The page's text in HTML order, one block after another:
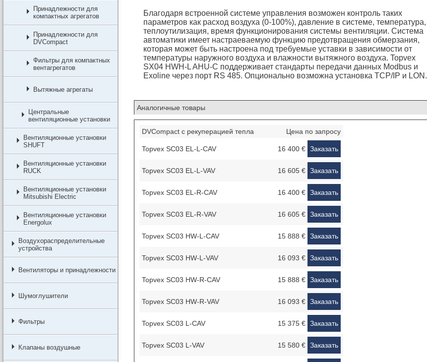
Принадлежности для
компактных агрегатов
Принадлежности для
DVCompact
Фильтры для компактных
вентагрегатов
Вытяжные агрегаты
Центральные
вентиляционные установки
Вентиляционные установки
SHUFT
Вентиляционные установки
RUCK
Вентиляционные установки
Mitsubishi Electric
Вентиляционные установки
Energolux
Воздухораспределительные
устройства
Вентиляторы и принадлежности
Шумоглушители
Фильтры
Клапаны воздушные
Благодаря встроенной системе управления возможен контроль таких
параметров как расход воздуха (0-100%), давление в системе, температура,
теплоутилизация, время функционирования системы вентиляции. Система
автоматики имеет настраеваемую функцию предотвращения обмерзания,
которая может быть настроена под требуемые уставки в зависимости от
температуры наружного воздуха и влажности вытяжного воздуха. Topvex
SX04 HWH-L AHU-C поддерживает стандарты передачи данных Modbus и
Exoline через порт RS 485. Опционально возможна установка TCP/IP и LON.
Аналогичные товары
DVCompact с рекуперацией тепла Цена по запросу
Topvex SC03 EL-L-CAV 16 400 € Заказать
Topvex SC03 EL-L-VAV 16 605 € Заказать
Topvex SC03 EL-R-CAV 16 400 € Заказать
Topvex SC03 EL-R-VAV 16 605 € Заказать
Topvex SC03 HW-L-CAV 15 888 € Заказать
Topvex SC03 HW-L-VAV 16 093 € Заказать
Topvex SC03 HW-R-CAV 15 888 € Заказать
Topvex SC03 HW-R-VAV 16 093 € Заказать
Topvex SC03 L-CAV 15 375 € Заказать
Topvex SC03 L-VAV 15 580 € Заказать